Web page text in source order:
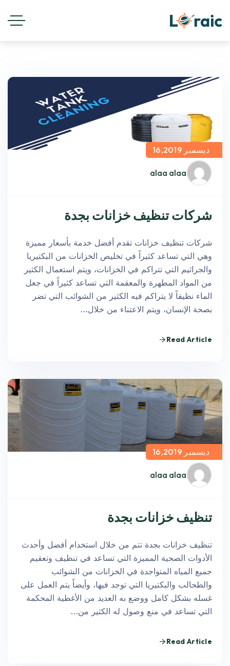
alaa alaa
ديسمبر 16,2019
شركات تنظيف خزانات بجدة
شركات تنظيف خزانات تقدم أفضل خدمة بأسعار مميزة
وهي التي تساعد كثيراً في تخليص الخزانات من البكتيريا
والجراثيم التي تتراكم في الخزانات، ويتم استعمال الكثير
من المواد المطهرة والمعقمة التي تساعد كثيراً في جعل
الماء نظيفاً لا يتراكم فيه الكثير من الشوائب التي تضر
بصحة الإنسان، ويتم الاعتناء من خلال…
Read Article
alaa alaa
ديسمبر 16,2019
تنظيف خزانات بجدة
تنظيف خزانات بجدة تتم من خلال استخدام أفضل وأحدث
الأدوات الصحية المميزة التي تساعد في تنظيف وتعقيم
جميع المياه المتواجدة في الخزانات من الشوائب
والطحالب والبكتيريا التي توجد فيها، وأيضاً يتم العمل على
غسله بشكل كامل ووضع به العديد من الأغطية المحكمة
التي تساعد في منع وصول له الكثير من…
Read Article